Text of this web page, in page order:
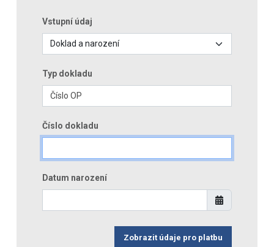
Vstupní údaj
Typ dokladu
Číslo dokladu
Datum narození
Zobrazit údaje pro platbu